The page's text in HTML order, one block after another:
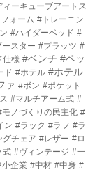
ィーキューブアートス
ォーム #トレーニン
#ハイダーベッド #
ースター #プラッツ #
仕様 #ベンチ #ペッ
ド #ホテル #ホテル
ァ #ボン #ポケット
#マルチアーム式 #
モノづくりの民主化 #
ン #ラック #ラフ #ラ
グチェア #レザー #ロ
式 #ヴィンテージ #一
小企業 #中材 #中身 #